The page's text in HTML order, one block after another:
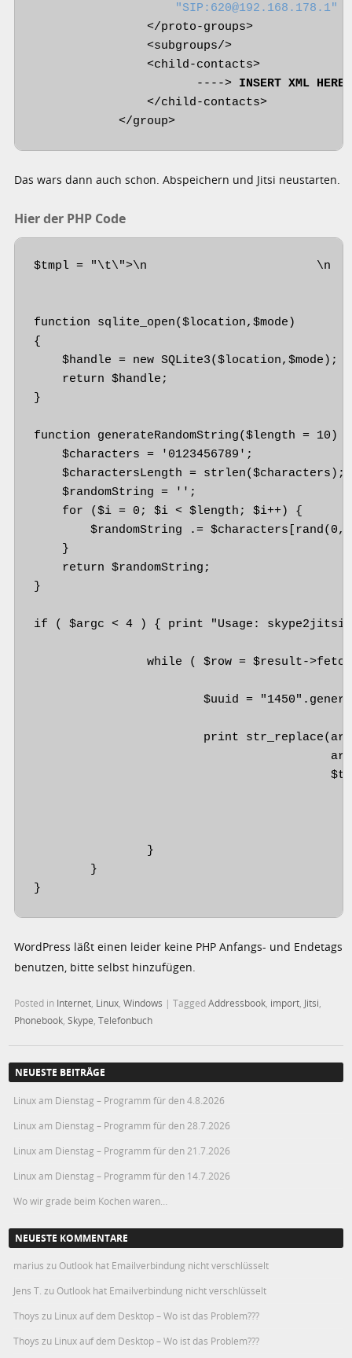
"SIP:620@192.168.178.1"
</proto-groups>
<subgroups/>
<child-contacts>
----> INSERT XML HERE
</child-contacts>
Das wars dann auch schon. Abspeichern und Jitsi neustarten.
Hier der PHP Code
$tmpl = "\t\">\n                        \n
function sqlite_open($location,$mode)
{
    $handle = new SQLite3($location,$mode);
    return $handle;
}
function generateRandomString($length = 10) {
    $characters = '0123456789';
    $charactersLength = strlen($characters);
    $randomString = '';
    for ($i = 0; $i < $length; $i++) {
$randomString .= $characters[rand(0,
    }
    return $randomString;
}
if ( $argc < 4 ) { print "Usage: skype2jitsi
		while ( $row = $result->fetchArray(SQLITE3_ASSOC) ) {
			$uuid = "1450".generateRandomString(19);
}
WordPress läßt einen leider keine PHP Anfangs- und Endetags
benutzen, bitte selbst hinzufügen.
Posted in Internet, Linux,Windows |TaggedAddressbook, import, Jitsi,
Phonebook,Skype,Telefonbuch
NEUESTE BEITRÄGE
Linux am Dienstag – Programm für den 4.8.2026
Linux am Dienstag – Programm für den 28.7.2026
Linux am Dienstag – Programm für den 21.7.2026
Linux am Dienstag – Programm für den 14.7.2026
Wo wir grade beim Kochen waren…
NEUESTE KOMMENTARE
marius zu Outlook hat Emailverbindung nicht verschlüsselt
Jens T. zu Outlook hat Emailverbindung nicht verschlüsselt
Thoys zu Linux auf dem Desktop – Wo ist das Problem???
Thoys zu Linux auf dem Desktop – Wo ist das Problem???